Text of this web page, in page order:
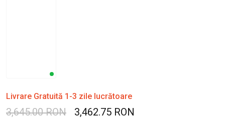
Livrare Gratuită 1-3 zile lucrătoare
3,645.00 RON 3,462.75 RON